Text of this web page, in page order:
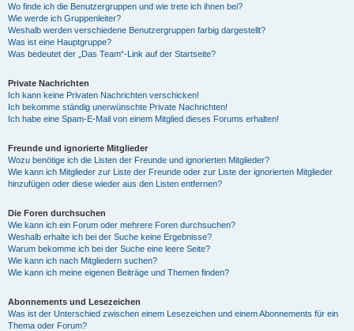
Wo finde ich die Benutzergruppen und wie trete ich ihnen bei?
Wie werde ich Gruppenleiter?
Weshalb werden verschiedene Benutzergruppen farbig dargestellt?
Was ist eine Hauptgruppe?
Was bedeutet der „Das Team“-Link auf der Startseite?
Private Nachrichten
Ich kann keine Privaten Nachrichten verschicken!
Ich bekomme ständig unerwünschte Private Nachrichten!
Ich habe eine Spam-E-Mail von einem Mitglied dieses Forums erhalten!
Freunde und ignorierte Mitglieder
Wozu benötige ich die Listen der Freunde und ignorierten Mitglieder?
Wie kann ich Mitglieder zur Liste der Freunde oder zur Liste der ignorierten Mitglieder
hinzufügen oder diese wieder aus den Listen entfernen?
Die Foren durchsuchen
Wie kann ich ein Forum oder mehrere Foren durchsuchen?
Weshalb erhalte ich bei der Suche keine Ergebnisse?
Warum bekomme ich bei der Suche eine leere Seite?
Wie kann ich nach Mitgliedern suchen?
Wie kann ich meine eigenen Beiträge und Themen finden?
Abonnements und Lesezeichen
Was ist der Unterschied zwischen einem Lesezeichen und einem Abonnements für ein
Thema oder Forum?